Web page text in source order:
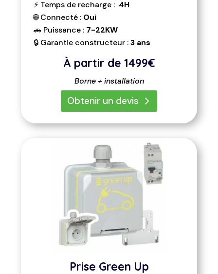
⚡ Temps de recharge : 4H
🌐 Connecté : Oui
🚗 Puissance : 7-22KW
🔒 Garantie constructeur :3 ans
À partir de 1499€
Borne + installation
Obtenir un devis
Prise Green Up